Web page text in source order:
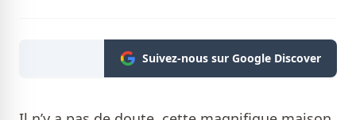
Suivez-nous sur Google Discover